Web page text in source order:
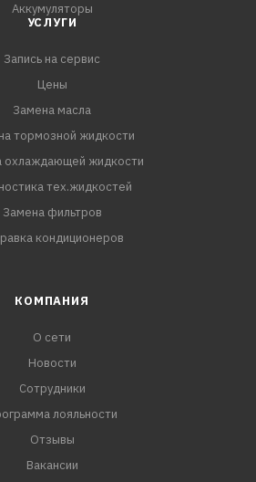
Аккумуляторы
УСЛУГИ
Запись на сервис
Цены
Замена масла
тормозной жидкости
охлаждающей жидкости
тех.жидкостей
Замена фильтров
кондиционеров
КОМПАНИЯ
О сети
Новости
Сотрудники
лояльности
Отзывы
Вакансии